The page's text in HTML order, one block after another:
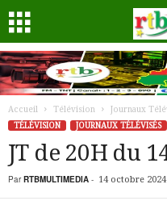
Accueil Télévision Journaux
TÉLÉVISION
JOURNAUX TÉLÉVISÉS
JT de 20H du
Par RTBMULTIMEDIA - 14 octobre 2024